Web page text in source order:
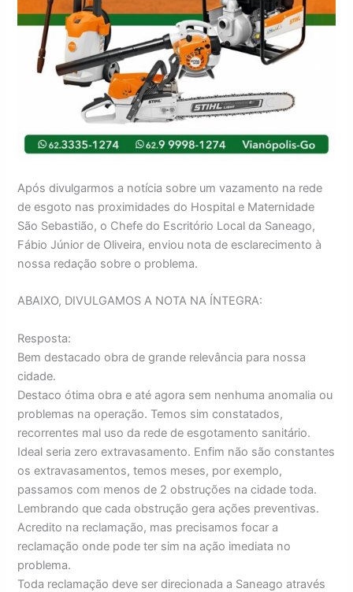
Após divulgarmos a notícia sobre um vazamento na rede
de esgoto nas proximidades do Hospital e Maternidade
São Sebastião, o Chefe do Escritório Local da Saneago,
Fábio Júnior de Oliveira, enviou nota de esclarecimento à
nossa redação sobre o problema.
ABAIXO, DIVULGAMOS A NOTA NA ÍNTEGRA:
Resposta:
Bem destacado obra de grande relevância para nossa
cidade.
Destaco ótima obra e até agora sem nenhuma anomalia ou
problemas na operação. Temos sim constatados,
recorrentes mal uso da rede de esgotamento sanitário.
Ideal seria zero extravasamento. Enfim não são constantes
os extravasamentos, temos meses, por exemplo,
passamos com menos de 2 obstruções na cidade toda.
Lembrando que cada obstrução gera ações preventivas.
Acredito na reclamação, mas precisamos focar a
reclamação onde pode ter sim na ação imediata no
problema.
Toda reclamação deve ser direcionada a Saneago através